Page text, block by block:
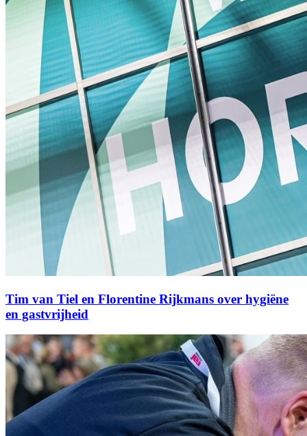
Tim van Tiel en Florentine Rijkmans over hygiëne
en gastvrijheid